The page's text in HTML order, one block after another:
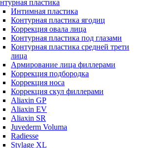
пластика
Интимная пластика
Контурная пластика ягодиц
Коррекция овала лица
Контурная пластика под глазами
Контурная пластика средней трети
лица
Армирование лица филлерами
Коррекция подбородка
Коррекция носа
Коррекция скул филлерами
Aliaxin GP
Aliaxin EV
Aliaxin SR
Juvederm Voluma
Radiesse
Stylage XL